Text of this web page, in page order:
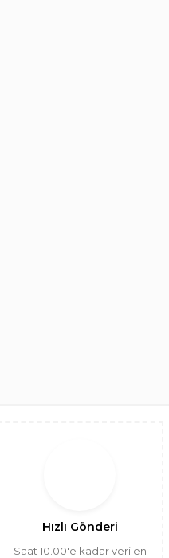
Hızlı Gönderi
Saat 10.00'e kadar verilen